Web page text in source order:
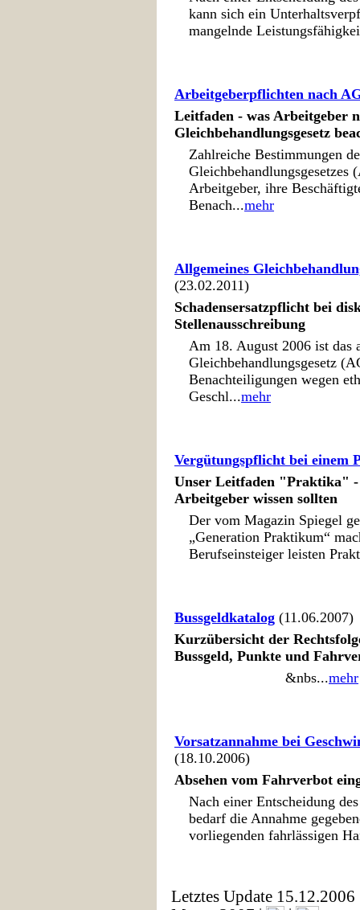
kann sich ein
mangelnde
Arbeitgeberpflichten nach
Leitfaden - was Arbeitgeber
Gleichbehandlungsgesetz
Zahlreiche Bestimmungen
Gleichbehandlungsgesetzes
Arbeitgeber, ihre
Benach...mehr
Allgemeines
(23.02.2011)
Schadensersatzpflicht bei
Stellenausschreibung
Am 18. August 2006 ist das
Gleichbehandlungsgesetz
Benachteiligungen wegen
Geschl...mehr
Vergütungspflicht bei einem
Unser Leitfaden "Praktika"
Arbeitgeber wissen sollten
Der vom Magazin Spiegel
„Generation Praktikum“
Berufseinsteiger leisten
Bussgeldkatalog (11.06.2007)
Kurzübersicht der
Bussgeld, Punkte und
&nbs...mehr
Vorsatzannahme bei
(18.10.2006)
Absehen vom Fahrverbot
Nach einer Entscheidung
bedarf die Annahme
vorliegenden fahrlässigen
Letztes Update